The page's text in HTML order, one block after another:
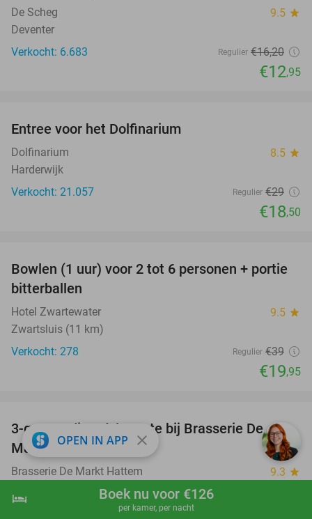
shopping_cart Boek nu
hotel Boek nu voor €126
per kamer, per nacht
De Scheg 9.5 star
Deventer
Verkocht: 6.683
Regulier €16,20
€12,95
Entree voor het Dolfinarium
Dolfinarium 8.5 star
Harderwijk
Verkocht: 21.057
Regulier €29
€18,50
49%
Bowlen (1 uur) voor 2 tot 6 personen + portie
bitterballen
Hotel Zwartewater 9.5 star
Zwartsluis (11 km)
Verkocht: 278
Regulier €39
€19,95
56%
3-gangendiner à la carte bij Brasserie De
Markt
Brasserie De Markt Hattem 9.3 star
OPEN IN APP close